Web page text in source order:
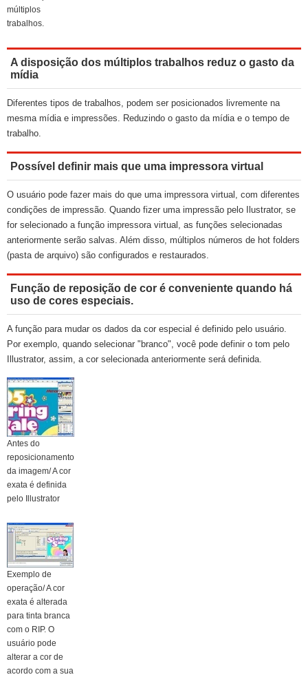
múltiplos
trabalhos.
A disposição dos múltiplos trabalhos reduz o gasto da
mídia
Diferentes tipos de trabalhos, podem ser posicionados livremente na
mesma mídia e impressões. Reduzindo o gasto da mídia e o tempo de
trabalho.
Possível definir mais que uma impressora virtual
O usuário pode fazer mais do que uma impressora virtual, com diferentes
condições de impressão. Quando fizer uma impressão pelo Ilustrator, se
for selecionado a função impressora virtual, as funções selecionadas
anteriormente serão salvas. Além disso, múltiplos números de hot folders
(pasta de arquivo) são configurados e restaurados.
Função de reposição de cor é conveniente quando há
uso de cores especiais.
A função para mudar os dados da cor especial é definido pelo usuário.
Por exemplo, quando selecionar "branco", você pode definir o tom pelo
Illustrator, assim, a cor selecionada anteriormente será definida.
Antes do
reposicionamento
da imagem/ A cor
exata é definida
pelo Illustrator
Exemplo de
operação/ A cor
exata é alterada
para tinta branca
com o RIP. O
usuário pode
alterar a cor de
acordo com a sua